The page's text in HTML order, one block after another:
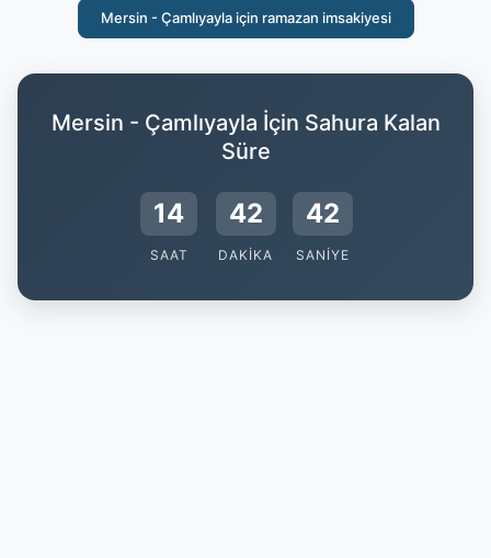
Mersin - Çamlıyayla için ramazan imsakiyesi
Mersin - Çamlıyayla İçin Sahura Kalan
Süre
14
SAAT
42
DAKIKA
41
SANIYE